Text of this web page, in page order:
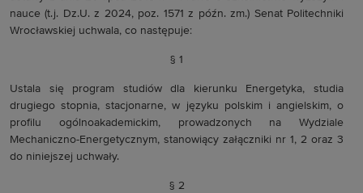
nauce (t.j. Dz.U. z 2024, poz. 1571 z późn. zm.) Senat Politechniki
Wrocławskiej uchwala, co następuje:
§ 1
Ustala się program studiów dla kierunku Energetyka, studia
drugiego stopnia, stacjonarne, w języku polskim i angielskim, o
profilu ogólnoakademickim, prowadzonych na Wydziale
Mechaniczno-Energetycznym, stanowiący załączniki nr 1, 2 oraz 3
do niniejszej uchwały.
§ 2